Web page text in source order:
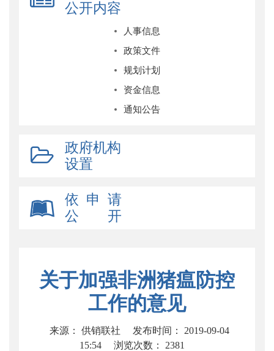
公开内容
人事信息
政策文件
规划计划
资金信息
通知公告
政府机构
设置
依 申 请
公 开
关于加强非洲猪瘟防控
工作的意见
来源： 供销联社
发布时间： 2019-09-04
15:54
浏览次数： 2381